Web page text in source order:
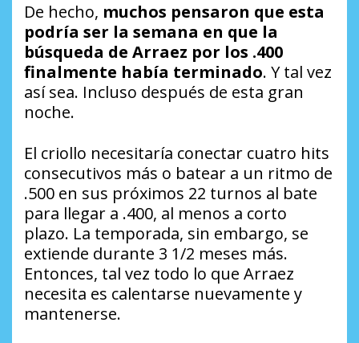
De hecho, muchos pensaron que esta
podría ser la semana en que la
búsqueda de Arraez por los .400
finalmente había terminado. Y tal vez
así sea. Incluso después de esta gran
noche.
El criollo necesitaría conectar cuatro hits
consecutivos más o batear a un ritmo de
.500 en sus próximos 22 turnos al bate
para llegar a .400, al menos a corto
plazo. La temporada, sin embargo, se
extiende durante 3 1/2 meses más.
Entonces, tal vez todo lo que Arraez
necesita es calentarse nuevamente y
mantenerse.